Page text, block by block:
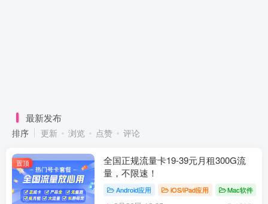
最新发布
排序 更新 浏览 点赞 评论
置顶
全国正规流量卡19-39元月租300G流
量，不限速！
Android应用 iOS/iPad应用 Mac软件